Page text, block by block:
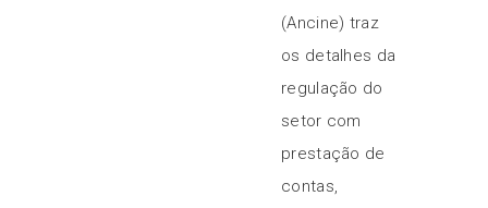
(Ancine) traz
os detalhes da
regulação do
setor com
prestação de
contas,